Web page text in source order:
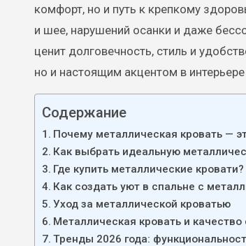
комфорт, но и путь к крепкому
и шее, нарушений осанки и даже
ценит долговечность, стиль и
но и настоящим акцентом в
Содержание
Почему металлическая кровать —
Как выбрать идеальную
Где купить металлические кровати?
Как создать уют в спальне с
Уход за металлической кроватью
Металлическая кровать и
Тренды 2026 года: